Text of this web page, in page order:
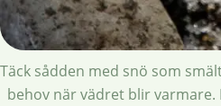
Täck sådden med snö som
behov när vädret blir varmare.